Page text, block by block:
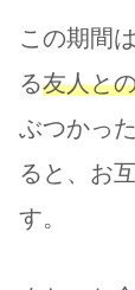
この期間
る友人と
ぶつかっ
ると、お
す。